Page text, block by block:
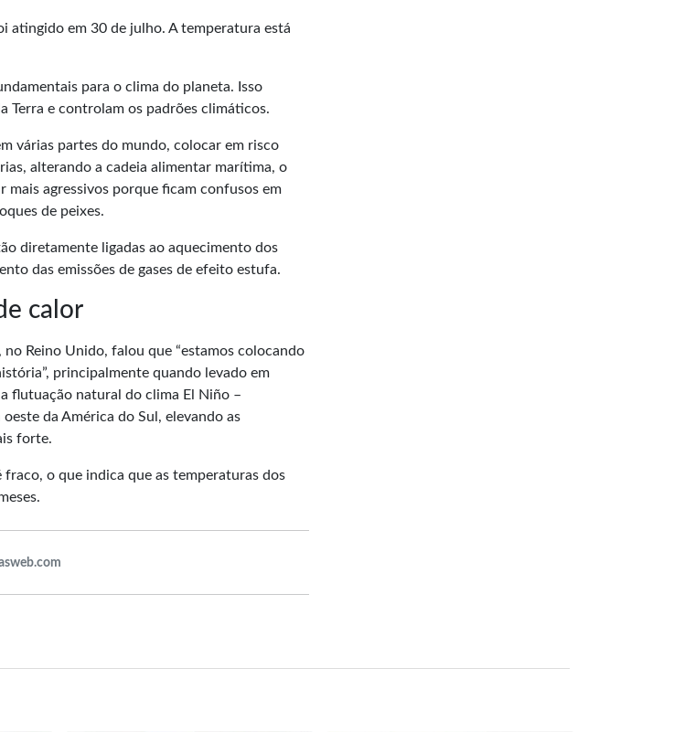
atingido em 30 de julho. A temperatura está
para o clima do planeta. Isso
Terra e controlam os padrões climáticos.
várias partes do mundo, colocar em risco
alterando a cadeia alimentar marítima, o
mais agressivos porque ficam confusos em
de peixes.
diretamente ligadas ao aquecimento dos
das emissões de gases de efeito estufa.
calor
Reino Unido, falou que “estamos colocando
principalmente quando levado em
flutuação natural do clima El Niño –
da América do Sul, elevando as
forte.
o que indica que as temperaturas dos